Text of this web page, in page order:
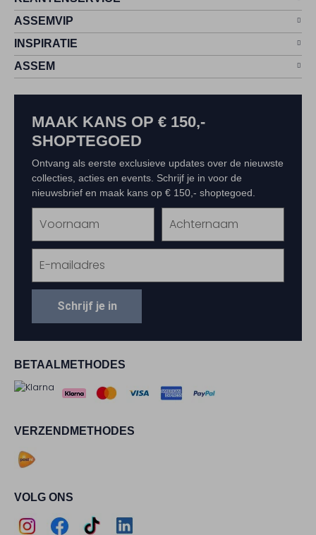
ASSEMVIP
INSPIRATIE
ASSEM
BETAALMETHODES
VERZENDMETHODES
VOLG ONS
MAAK KANS OP € 150,-
SHOPTEGOED
Ontvang als eerste exclusieve updates over de nieuwste
collecties, acties en events. Schrijf je in voor de
nieuwsbrief en maak kans op € 150,- shoptegoed.
Schrijf je in